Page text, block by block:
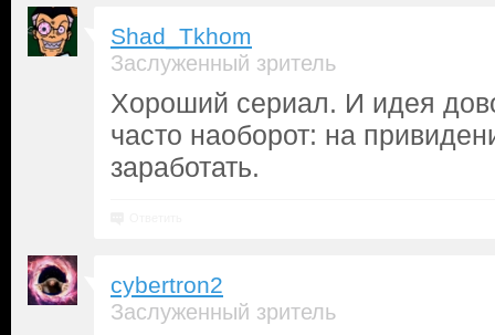
Shad_Tkhom
Заслуженный зритель
Хороший сериал. И идея
часто наоборот: на
заработать.
cybertron2
Заслуженный зритель